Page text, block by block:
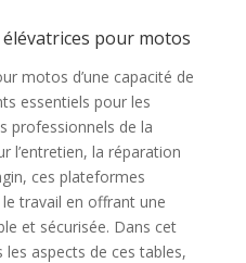
pour motos
motos d’une capacité de
essentiels pour les
professionnels de la
l’entretien, la réparation
ces plateformes
travail en offrant une
et sécurisée. Dans cet
aspects de ces tables,